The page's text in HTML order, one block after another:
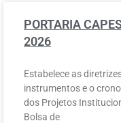
PORTARIA
2026
Estabelece as
instrumentos e o
dos Projetos
Bolsa de